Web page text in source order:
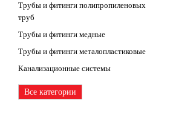
Трубы и фитинги полипропиленовых
труб
Трубы и фитинги медные
Трубы и фитинги металопластиковые
Канализационные системы
Все категории